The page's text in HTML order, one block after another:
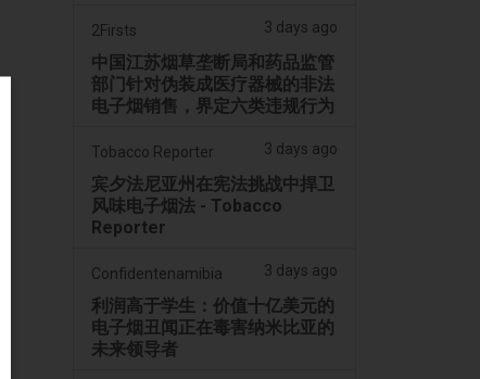
2Firsts 3 days ago
中国江苏烟草垄断局和药品监管
部门针对伪装成医疗器械的非法
电子烟销售，界定六类违规行为
Tobacco Reporter 3 days ago
宾夕法尼亚州在宪法挑战中捍卫
风味电子烟法 - Tobacco
Reporter
Confidentenamibia 3 days ago
利润高于学生：价值十亿美元的
电子烟丑闻正在毒害纳米比亚的
未来领导者